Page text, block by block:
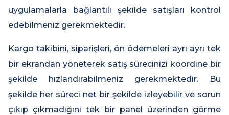
uygulamalarla bağlantılı şekilde satışları kontrol
edebilmeniz gerekmektedir.
Kargo takibini, siparişleri, ön ödemeleri ayrı ayrı tek
bir ekrandan yöneterek satış sürecinizi koordine bir
şekilde hızlandırabilmeniz gerekmektedir. Bu
şekilde her süreci net bir şekilde izleyebilir ve sorun
çıkıp çıkmadığını tek bir panel üzerinden görme